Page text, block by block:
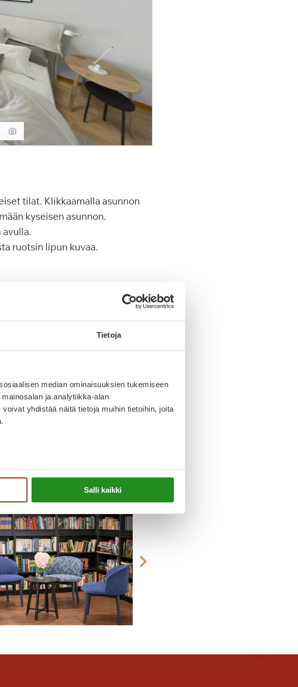
Tietoja
median ominaisuuksien tukemiseen
ja analytiikka-alan
yhdistää näitä tietoja muihin tietoihin, joita
Salli kaikki
tilat. Klikkaamalla asunnon
kyseisen asunnon.
ruotsin lipun kuvaa.
asunto jo nyt!